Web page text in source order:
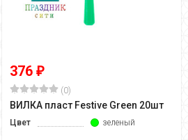
376₽
(0)
ВИЛКА пласт Festive Green 20шт
Цвет зеленый